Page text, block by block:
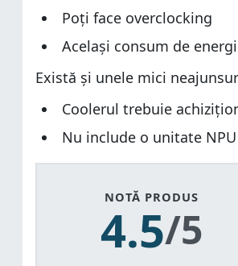
Poți face overclocking
Același consum de
Există și unele mici
Coolerul trebuie
Nu include o unitate
NOTĂ PRODUS
4.5/5